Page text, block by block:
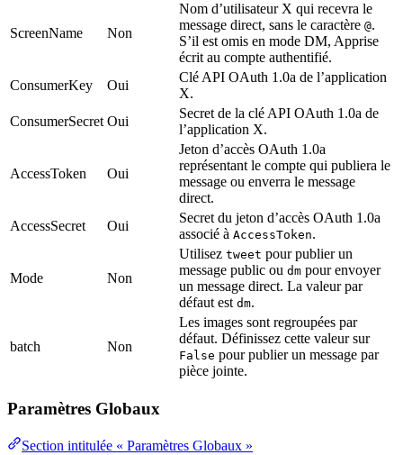
ScreenName Non
Nom d’utilisateur X qui recevra le
message direct, sans le caractère @.
S’il est omis en mode DM, Apprise
écrit au compte authentifié.
ConsumerKey
Oui
Clé API OAuth 1.0a de l’application
X.
ConsumerSecret Oui
Secret de la clé API OAuth 1.0a de
l’application X.
AccessToken Oui
Jeton d’accès OAuth 1.0a
représentant le compte qui publiera le
message ou enverra le message
direct.
AccessSecret
Oui
Secret du jeton d’accès OAuth 1.0a
associé à AccessToken.
Mode Non
Utilisez tweet pour publier un
message public ou dm pour envoyer
un message direct. La valeur par
défaut est dm.
batch Non
Les images sont regroupées par
défaut. Définissez cette valeur sur
False pour publier un message par
pièce jointe.
Paramètres Globaux
Section intitulée « Paramètres Globaux »